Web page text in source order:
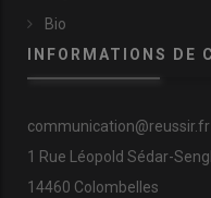
premiers numéros, des
Auvergne-Rhône-
Val de Loire. Mais il est
constitue un réseau de
appartenant à des
comprend à ce jour
Bio
INFORMATIONS DE
communication@reussir.fr
1 Rue Léopold Sédar-
14460 Colombelles